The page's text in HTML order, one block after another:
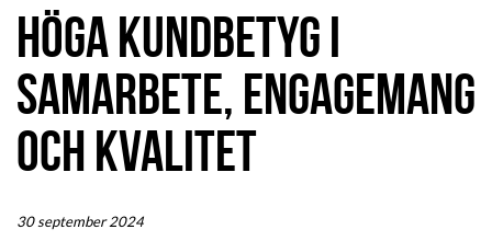
HÖGA KUNDBETYG I
SAMARBETE, ENGAGEMANG
OCH KVALITET
30 september 2024